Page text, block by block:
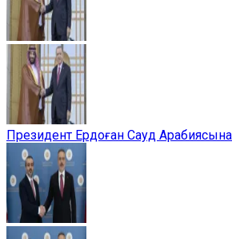
Президент Ердоған Сауд